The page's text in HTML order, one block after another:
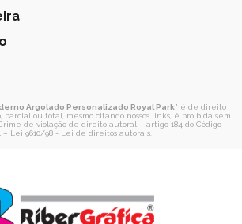
Argolado Personalizado Royal Park" é de direito
parcial ou total, mesmo citando nossos links, é proibida sem
de violação de direito autoral – artigo 184 do Código
– Lei 9610/98 - Lei de direitos autorais.